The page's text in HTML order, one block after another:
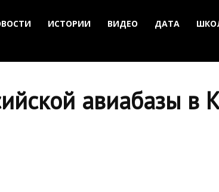
ИСТОРИИ ВИДЕО ДАТА
авиабазы в